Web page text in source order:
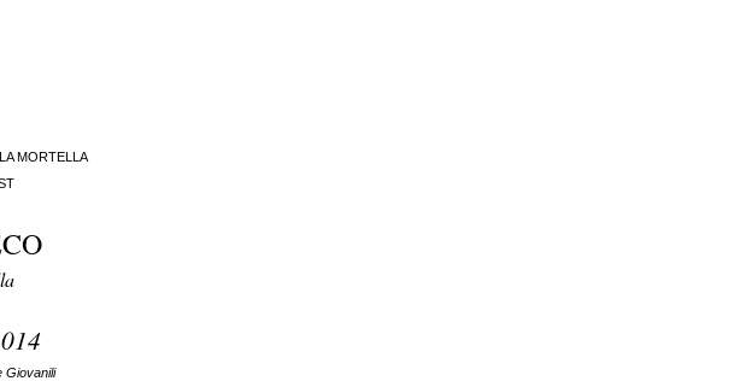
MORTELLA
Giovanili